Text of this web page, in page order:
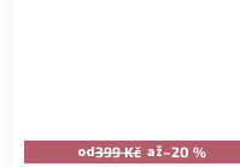
od399 Kč až–20 %